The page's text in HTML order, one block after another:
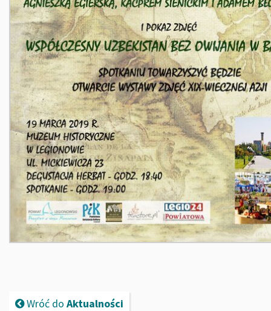
Wróć do Aktualności